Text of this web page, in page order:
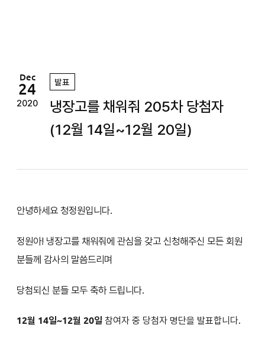
Dec
24
2020
발표
냉장고를 채워줘 205차 당첨자
(12월 14일~12월 20일)
안녕하세요 청정원입니다.
정원아! 냉장고를 채워줘에 관심을 갖고 신청해주신 모든 회원
분들께 감사의 말씀드리며
당첨되신 분들 모두 축하 드립니다.
12월 14일~12월 20일 참여자 중 당첨자 명단을 발표합니다.